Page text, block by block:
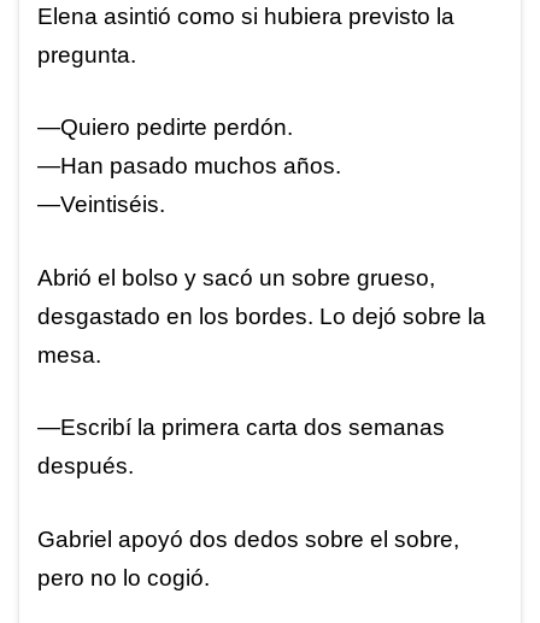
Elena asintió como si hubiera previsto la
pregunta.
—Quiero pedirte perdón.
—Han pasado muchos años.
—Veintiséis.
Abrió el bolso y sacó un sobre grueso,
desgastado en los bordes. Lo dejó sobre la
mesa.
—Escribí la primera carta dos semanas
después.
Gabriel apoyó dos dedos sobre el sobre,
pero no lo cogió.